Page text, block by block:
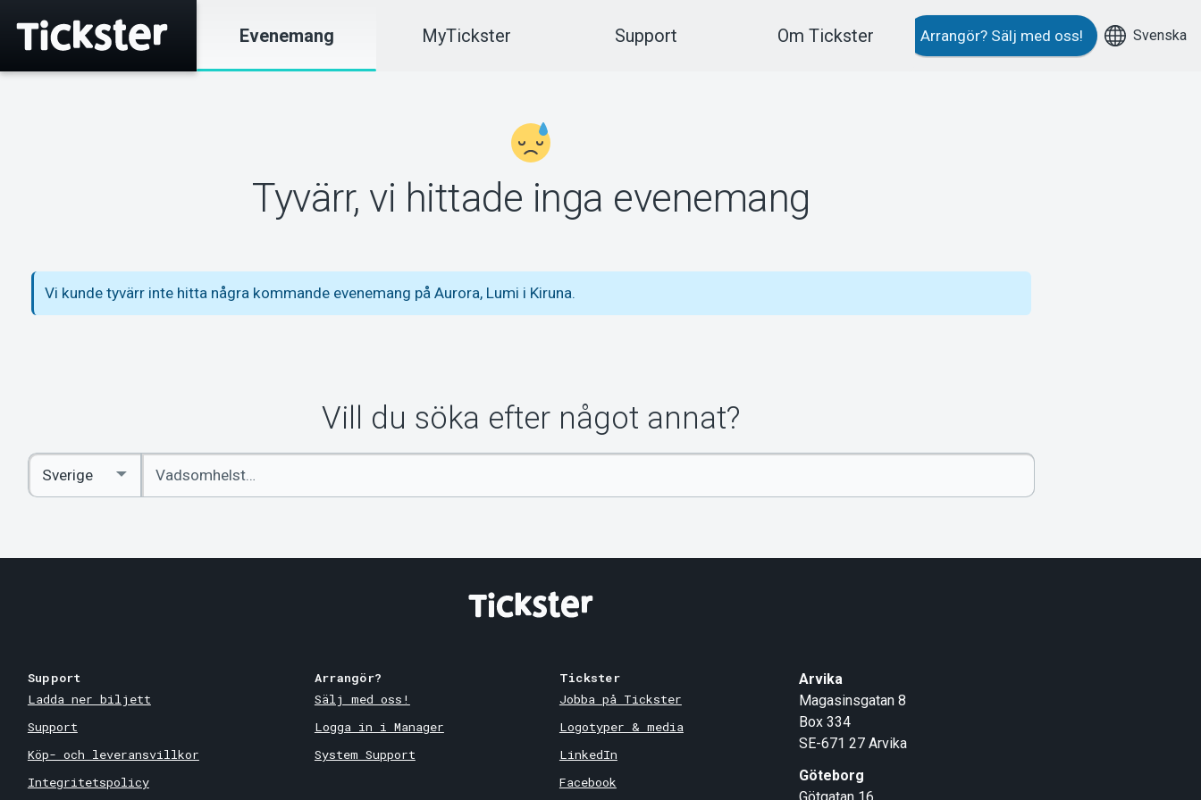
Evenemang MyTickster Support Om Tickster Arrangör? Sälj med oss! Svenska
Tyvärr, vi hittade inga evenemang
Vi kunde tyvärr inte hitta några kommande evenemang på Aurora, Lumi i Kiruna.
Vill du söka efter något annat?
Ange
sökord
Select
Country
Support
Ladda ner biljett
Support
Köp- och leveransvillkor
Integritetspolicy
Arrangör?
Sälj med oss!
Logga in i Manager
System Support
Tickster
Jobba på Tickster
Logotyper & media
LinkedIn
Facebook
Arvika
Magasinsgatan 8
Box 334
SE-671 27 Arvika
Göteborg